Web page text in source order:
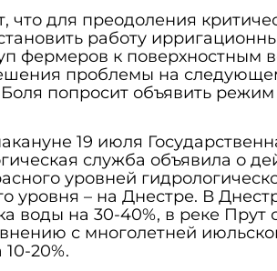
что для преодоления
работу
фермеров к поверхностным
проблемы на
попросит объявить
19 июля
служба объявила о
уровней
уровня – на Днестре. В
воды на 30-40%, в реке Прут
с многолетней
20%.